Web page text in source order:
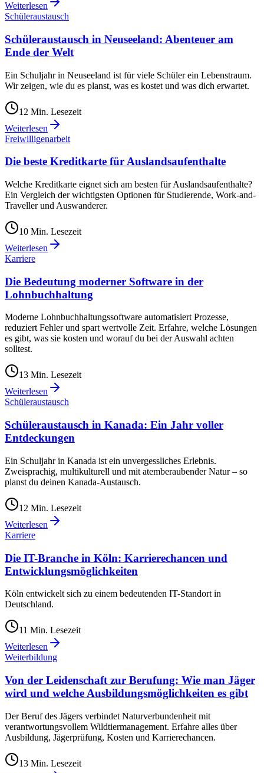
Weiterlesen
Schüleraustausch
Schüleraustausch in Neuseeland: Abenteuer am
Ende der Welt
Ein Schuljahr in Neuseeland ist für viele Schüler ein Lebenstraum.
Wir zeigen, wie du es planst, was es kostet und was dich erwartet.
12 Min. Lesezeit
Weiterlesen
Freiwilligenarbeit
Die beste Kreditkarte für Auslandsaufenthalte
Welche Kreditkarte eignet sich am besten für Auslandsaufenthalte?
Ein Vergleich der wichtigsten Optionen für Studierende, Work-and-
Traveller und Auswanderer.
10 Min. Lesezeit
Weiterlesen
Karriere
Die Bedeutung moderner Software in der
Lohnbuchhaltung
Moderne Lohnbuchhaltungssoftware automatisiert Prozesse,
reduziert Fehler und spart wertvolle Zeit. Erfahre, welche Lösungen
es gibt, was sie kosten und worauf du bei der Auswahl achten
solltest.
13 Min. Lesezeit
Weiterlesen
Schüleraustausch
Schüleraustausch in Kanada: Ein Jahr voller
Entdeckungen
Ein Schuljahr in Kanada ist ein unvergessliches Erlebnis.
Zweisprachig, multikulturell und mit atemberaubender Natur – so
planst du deinen Kanada-Austausch.
12 Min. Lesezeit
Weiterlesen
Karriere
Die IT-Branche in Köln: Karrierechancen und
Entwicklungsmöglichkeiten
Köln entwickelt sich zu einem bedeutenden IT-Standort in
Deutschland.
11 Min. Lesezeit
Weiterlesen
Weiterbildung
Von der Leidenschaft zur Berufung: Wie man Jäger
wird und welche Ausbildungsmöglichkeiten es gibt
Der Beruf des Jägers verbindet Naturverbundenheit mit
verantwortungsvollem Wildtiermanagement. Erfahre alles über
Ausbildung, Jägerprüfung, Kosten und Karrierechancen.
13 Min. Lesezeit